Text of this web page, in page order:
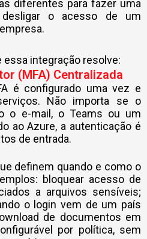
diferentes para fazer uma
o acesso de um
integração resolve:
(MFA) Centralizada
é configurado uma vez e
Não importa se o
o e-mail, o Teams ou um
ao Azure, a autenticação é
de entrada.
definem quando e como o
bloquear acesso de
a arquivos sensíveis;
o login vem de um país
de documentos em
por política, sem